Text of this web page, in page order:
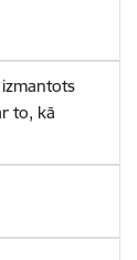
to, kā